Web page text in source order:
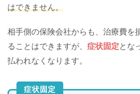
はできません。
相手側の保険会社からも、治療費を
ることはできますが、 症状固定とな
払われなくなります。
症状固定